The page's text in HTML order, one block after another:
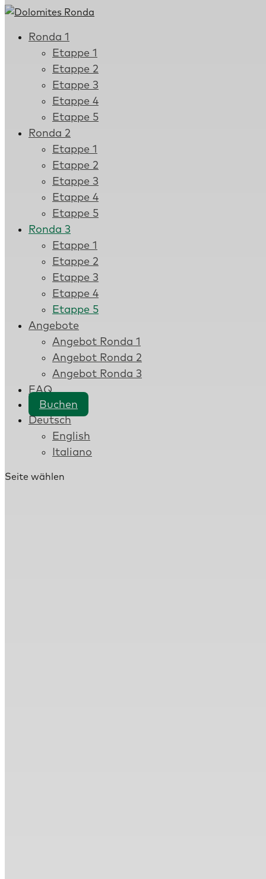
Ronda 1
Etappe 1
Etappe 2
Etappe 3
Etappe 4
Etappe 5
Ronda 2
Etappe 1
Etappe 2
Etappe 3
Etappe 4
Etappe 5
Ronda 3
Etappe 1
Etappe 2
Etappe 3
Etappe 4
Etappe 5
Angebote
Angebot Ronda 1
Angebot Ronda 2
Angebot Ronda 3
FAQ
Buchen
Deutsch
English
Italiano
Seite wählen